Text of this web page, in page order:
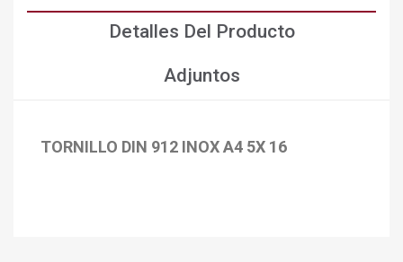
Detalles Del Producto
Adjuntos
TORNILLO DIN 912 INOX A4 5X 16